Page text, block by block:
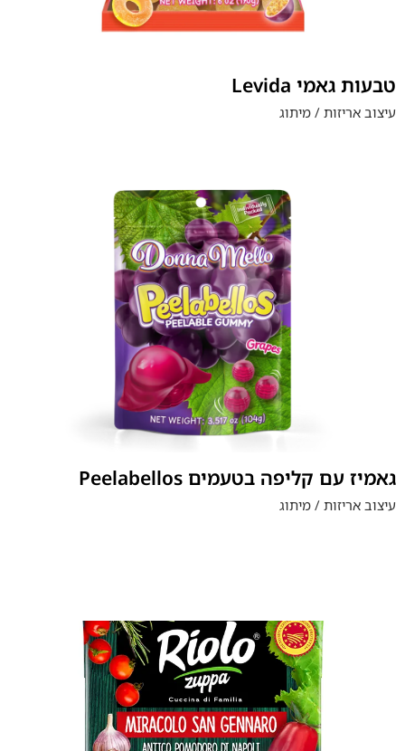
Levida טבעות גאמי
עיצוב אריזות / מיתוג
Peelabellos גאמיז עם קליפה בטעמים
עיצוב אריזות / מיתוג